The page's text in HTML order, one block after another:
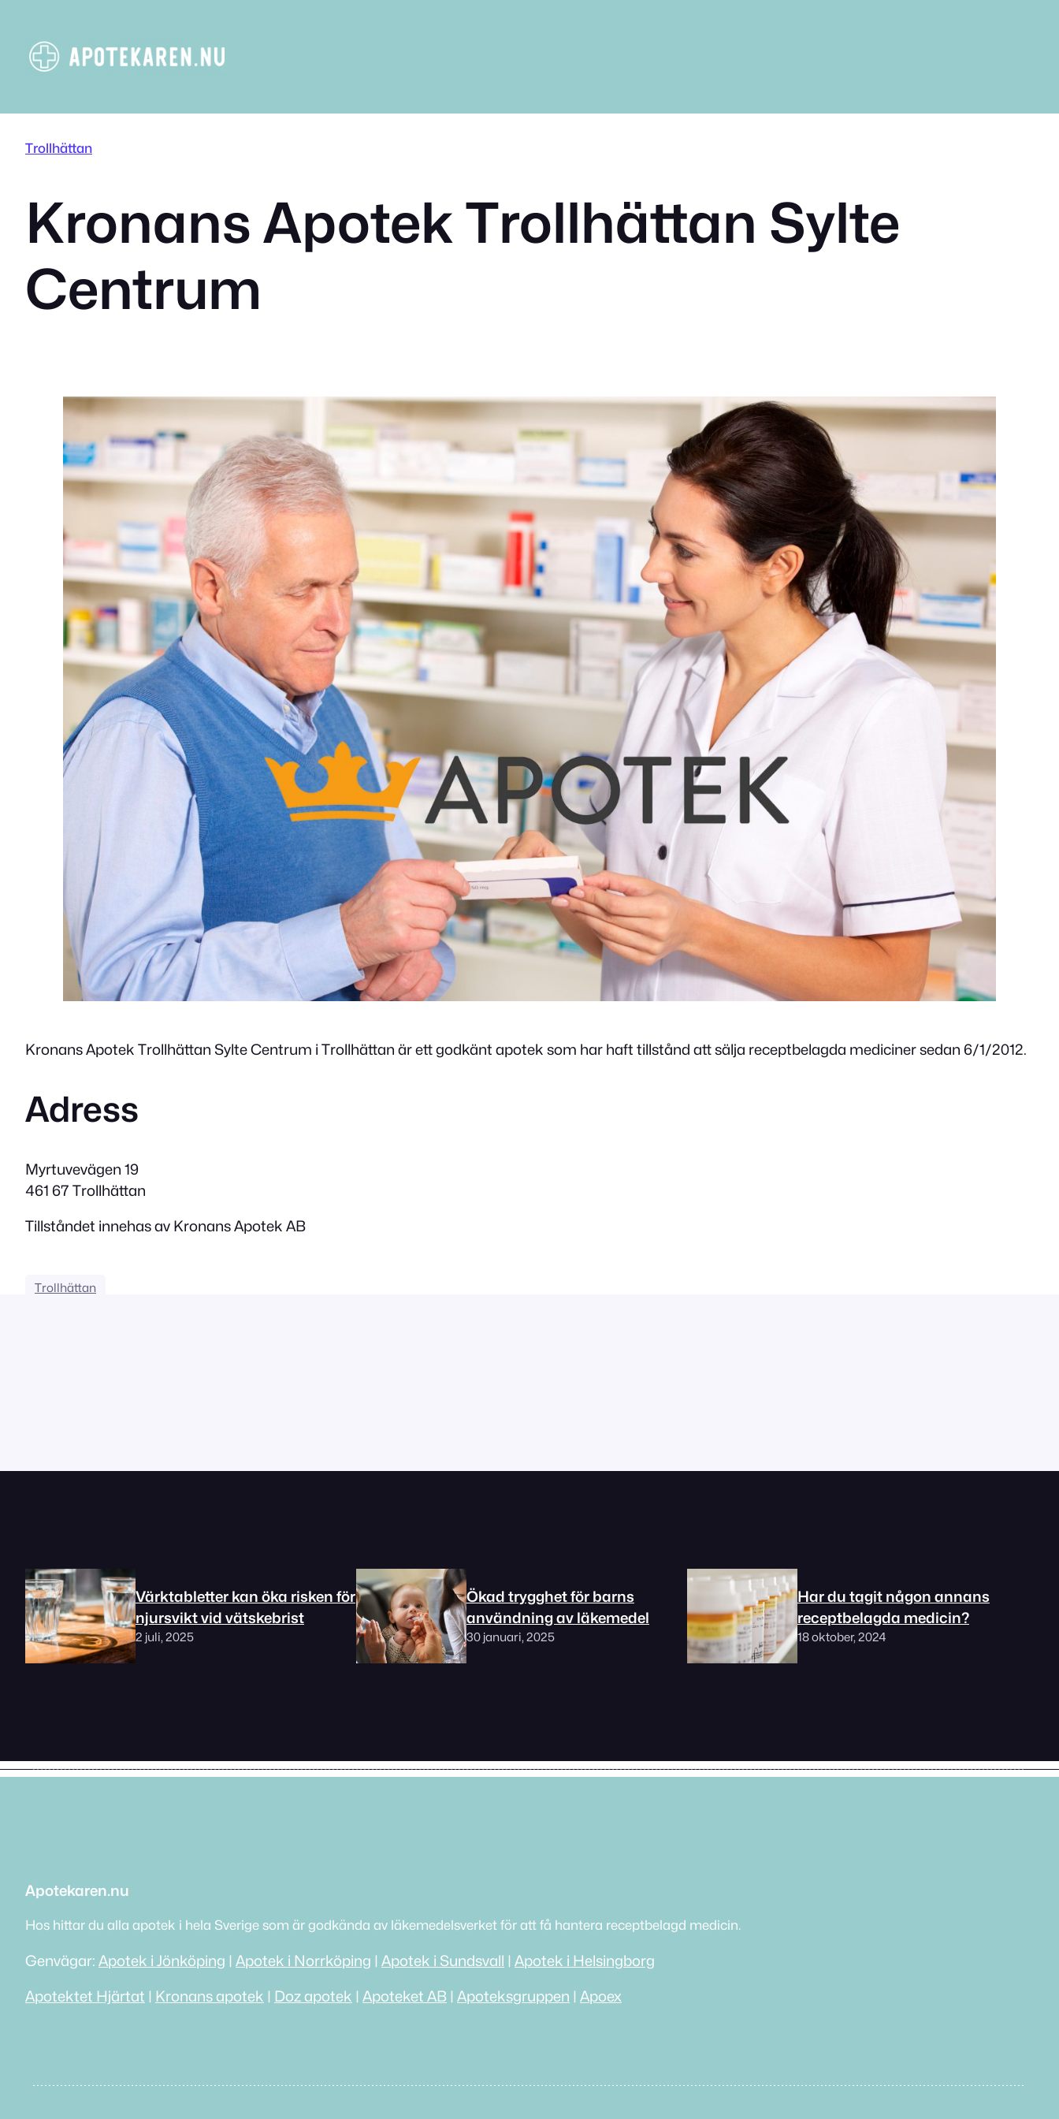
innehåll
Trollhättan
Kronans Apotek Trollhättan Sylte
Centrum
Kronans Apotek Trollhättan Sylte Centrum i Trollhättan är ett godkänt apotek som har haft tillstånd att sälja receptbelagda mediciner sedan 6/1/2012.
Adress
Myrtuvevägen 19
461 67 Trollhättan
Tillståndet innehas av Kronans Apotek AB
Trollhättan
Värktabletter kan öka risken för
njursvikt vid vätskebrist
2 juli, 2025
Ökad trygghet för barns
användning av läkemedel
30 januari, 2025
Har du tagit någon annans
receptbelagda medicin?
18 oktober, 2024
Apotekaren.nu
Hos hittar du alla apotek i hela Sverige som är godkända av läkemedelsverket för att få hantera receptbelagd medicin.
Genvägar: Apotek i Jönköping | Apotek i Norrköping | Apotek i Sundsvall | Apotek i Helsingborg
Apotektet Hjärtat | Kronans apotek | Doz apotek | Apoteket AB | Apoteksgruppen | Apoex